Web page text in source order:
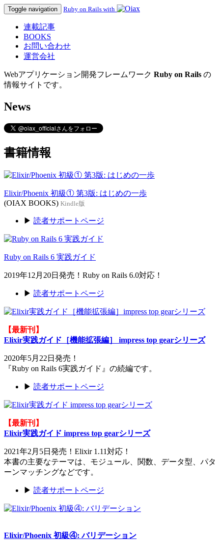
Toggle navigation Ruby on Rails with
連載記事
BOOKS
お問い合わせ
運営会社
Webアプリケーション開発フレームワーク Ruby on Rails の
情報サイトです。
News
書籍情報
Elixir/Phoenix 初級① 第3版: はじめの一歩
(OIAX BOOKS) Kindle版
▶ 読者サポートページ
Ruby on Rails 6 実践ガイド
2019年12月20日発売！Ruby on Rails 6.0対応！
▶ 読者サポートページ
【最新刊】
Elixir実践ガイド［機能拡張編］ impress top gearシリーズ
2020年5月22日発売！
『Ruby on Rails 6実践ガイド』の続編です。
▶ 読者サポートページ
【最新刊】
Elixir実践ガイド impress top gearシリーズ
2021年2月5日発売！Elixir 1.11対応！
本書の主要なテーマは、モジュール、関数、データ型、パタ
ーンマッチングなどです。
▶ 読者サポートページ
Elixir/Phoenix 初級④: バリデーション